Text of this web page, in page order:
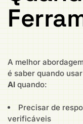
A melhor
é saber quando
AI quando:
Precisar de
verificáveis